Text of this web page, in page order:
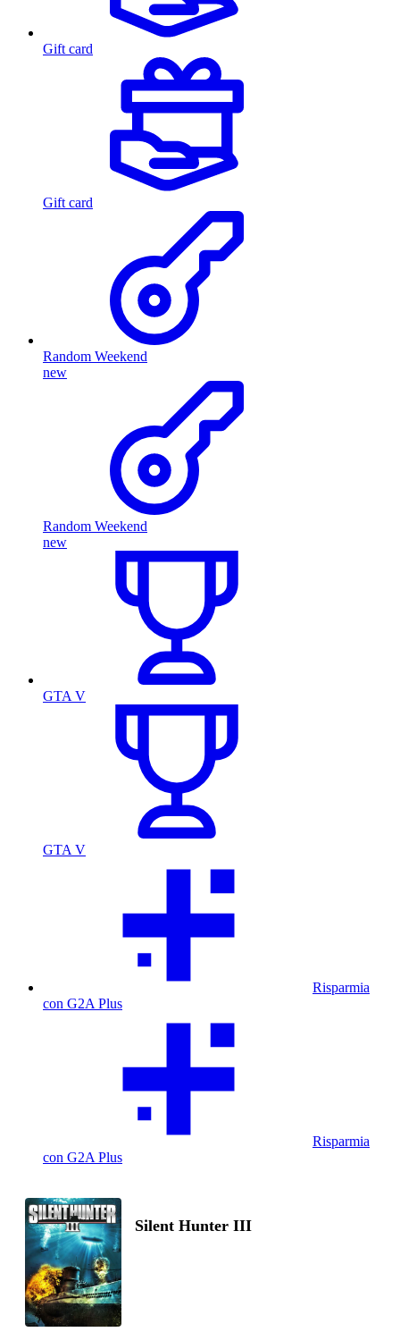
Gift card
Gift card
Random Weekend
new
Random Weekend
new
GTA V
GTA V
Risparmia
con G2A Plus
Risparmia
con G2A Plus
Silent Hunter III